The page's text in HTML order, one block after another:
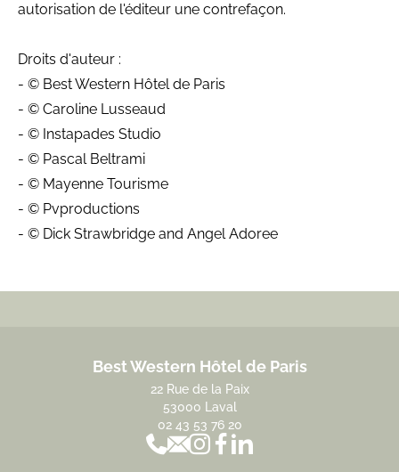
autorisation de l'éditeur une contrefaçon.
Droits d'auteur :
- © Best Western Hôtel de Paris
- © Caroline Lusseaud
- © Instapades Studio
- © Pascal Beltrami
- © Mayenne Tourisme
- © Pvproductions
- © Dick Strawbridge and Angel Adoree
Best Western Hôtel de Paris
22 Rue de la Paix
53000 Laval
02 43 53 76 20